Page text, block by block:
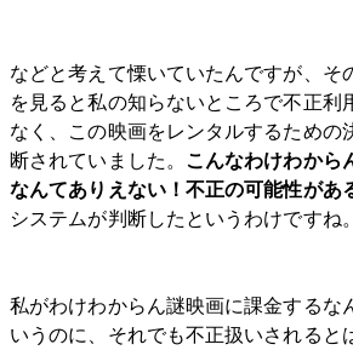
などと考えて慄いていたんですが、そ
を見ると私の知らないところで不正利
なく、この映画をレンタルするための
断されていました。 こんなわけわから
なんてありえない！不正の可能性があ
システムが判断したというわけですね。
私がわけわからん謎映画に課金するな
いうのに、それでも不正扱いされると